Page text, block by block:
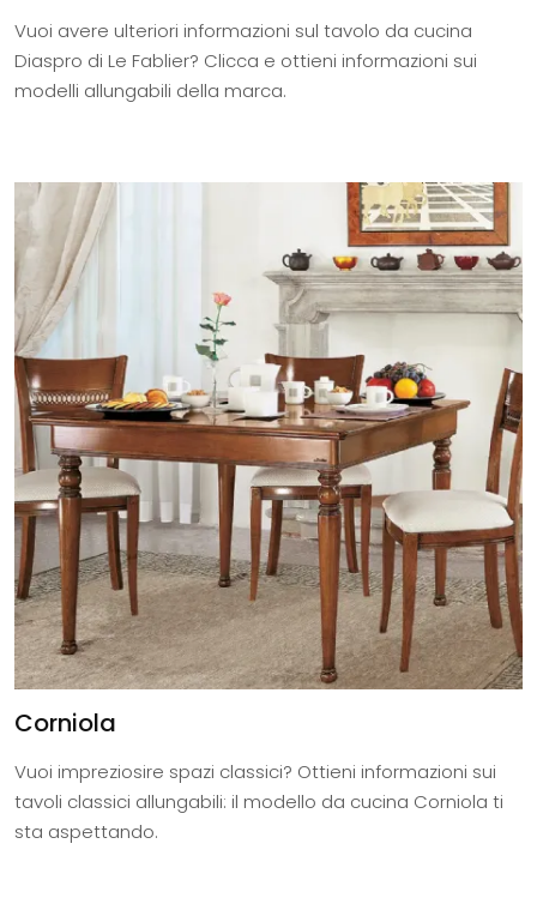
Vuoi avere ulteriori informazioni sul tavolo da cucina
Diaspro di Le Fablier? Clicca e ottieni informazioni sui
modelli allungabili della marca.
Corniola
Vuoi impreziosire spazi classici? Ottieni informazioni sui
tavoli classici allungabili: il modello da cucina Corniola ti
sta aspettando.